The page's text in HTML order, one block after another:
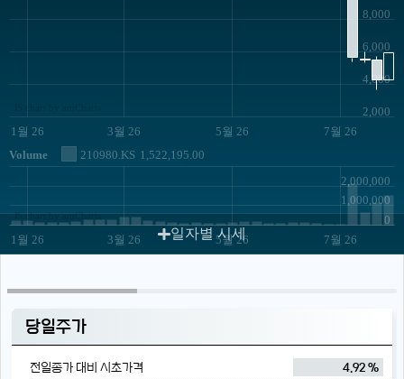
1월 26 3월 26 5월 26 7월 26
2,000
4,000
6,000
8,000
Volume 210980.KS 1,522,195.00
1월 26 3월 26 5월 26 7월 26
0
1,000,000
2,000,000
JS chart by amCharts
일자별 시세
당일주가
전일종가 대비 시초가격
4.92 %